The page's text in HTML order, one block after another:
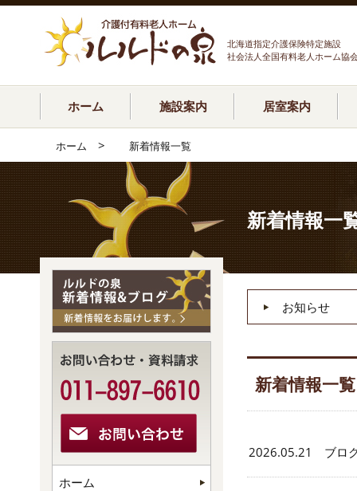
北海道指定介護保険特定施設
社会法人全国有料老人ホーム協
ホーム 施設案内 居室案内
ホーム > 新着情報一覧
新着情報一
お知らせ
新着情報一覧
2026.05.21 ブロ
ホーム